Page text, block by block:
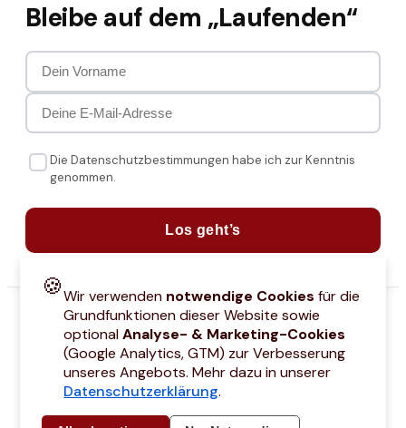
Bleibe auf dem „Laufenden“
Die Datenschutzbestimmungen habe ich zur Kenntnis
genommen.
Los geht’s
🍪Wir verwenden notwendige Cookies für die
Grundfunktionen dieser Website sowie
optionalAnalyse- & Marketing-Cookies
(Google Analytics, GTM) zur Verbesserung
unseres Angebots. Mehr dazu in unserer
Datenschutzerklärung.